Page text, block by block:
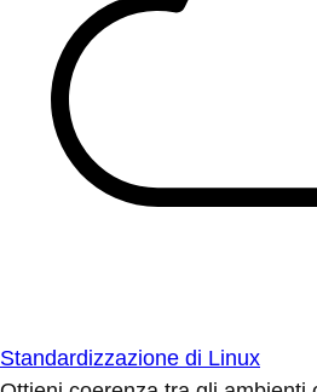
Standardizzazione di Linux